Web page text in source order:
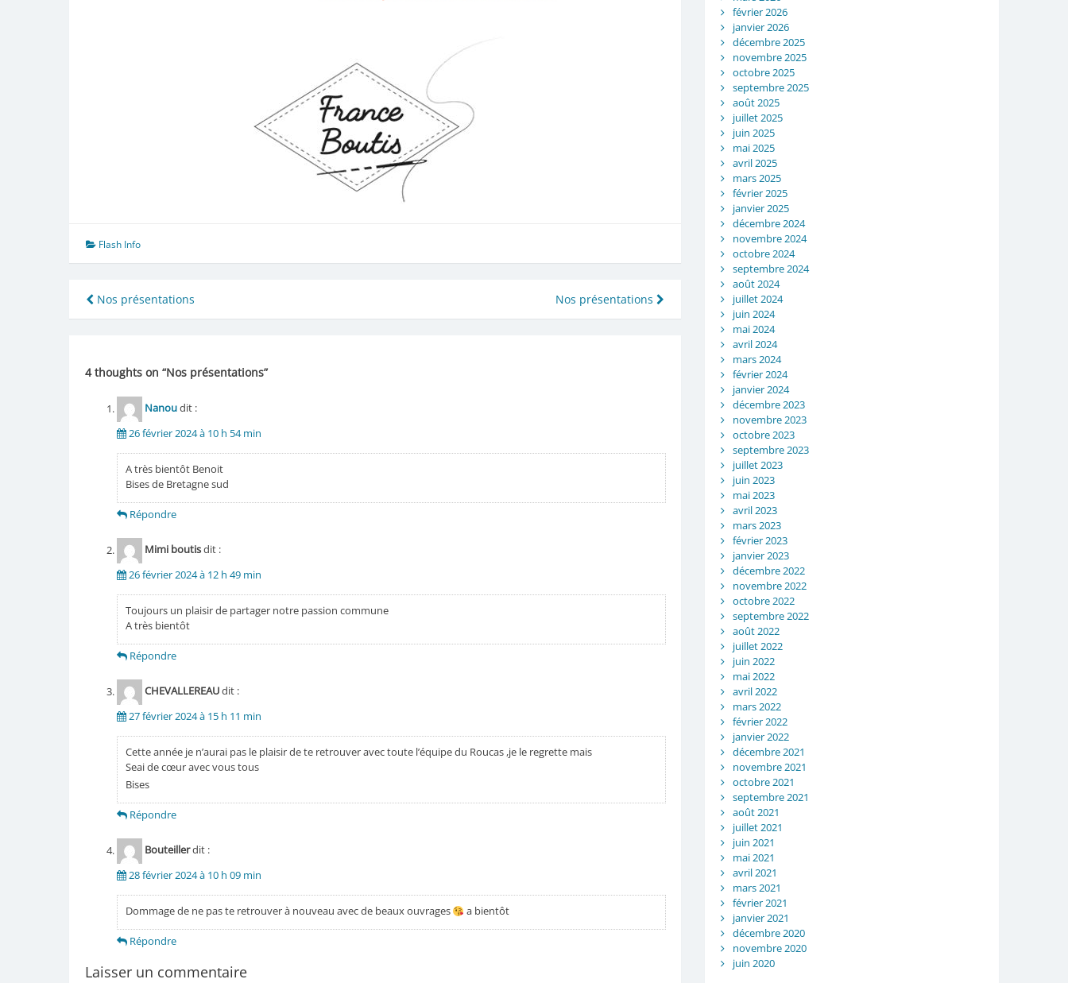
Flash Info
Navigation
de
Nos présentations Nos présentations
4 thoughts on “Nos présentations”
Nanoudit :
26 février 2024 à 10 h 54 min
A très bientôt Benoit
Bises de Bretagne sud
Répondre
Mimi boutisdit :
26 février 2024 à 12 h 49 min
Toujours un plaisir de partager notre passion commune
A très bientôt
Répondre
CHEVALLEREAUdit :
27 février 2024 à 15 h 11 min
Cette année je n’aurai pas le plaisir de te retrouver avec toute l’équipe du Roucas ,je le regrette mais
Seai de cœur avec vous tous
Bises
Répondre
Bouteillerdit :
28 février 2024 à 10 h 09 min
Dommage de ne pas te retrouver à nouveau avec de beaux ouvrages a bientôt
Répondre
Laisser un commentaire
février 2026
janvier 2026
décembre 2025
novembre 2025
octobre 2025
septembre 2025
août 2025
juillet 2025
juin 2025
mai 2025
avril 2025
mars 2025
février 2025
janvier 2025
décembre 2024
novembre 2024
octobre 2024
septembre 2024
août 2024
juillet 2024
juin 2024
mai 2024
avril 2024
mars 2024
février 2024
janvier 2024
décembre 2023
novembre 2023
octobre 2023
septembre 2023
juillet 2023
juin 2023
mai 2023
avril 2023
mars 2023
février 2023
janvier 2023
décembre 2022
novembre 2022
octobre 2022
septembre 2022
août 2022
juillet 2022
juin 2022
mai 2022
avril 2022
mars 2022
février 2022
janvier 2022
décembre 2021
novembre 2021
octobre 2021
septembre 2021
août 2021
juillet 2021
juin 2021
mai 2021
avril 2021
mars 2021
février 2021
janvier 2021
décembre 2020
novembre 2020
juin 2020